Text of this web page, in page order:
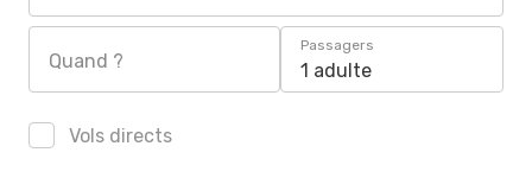
Quand ?
Passagers
1 adulte
Vols directs